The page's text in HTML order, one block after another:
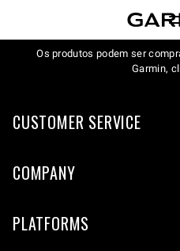
Os produtos podem ser
Garmin,
CUSTOMER SERVICE
COMPANY
PLATFORMS